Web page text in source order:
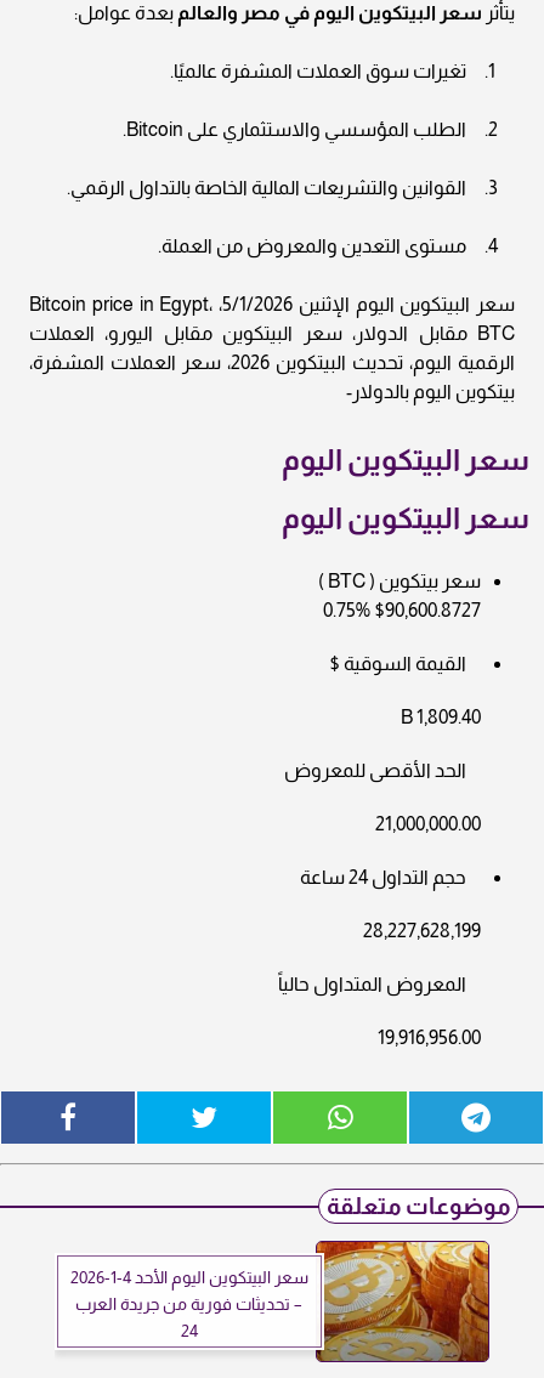
يتأثر سعر البيتكوين اليوم في مصر والعالم بعدة عوامل:
تغيرات سوق العملات المشفرة عالميًا.
الطلب المؤسسي والاستثماري على Bitcoin.
القوانين والتشريعات المالية الخاصة بالتداول الرقمي.
مستوى التعدين والمعروض من العملة.
سعر البيتكوين اليوم الإثنين 5/1/2026، Bitcoin price in Egypt،
BTC مقابل الدولار، سعر البيتكوين مقابل اليورو، العملات
الرقمية اليوم، تحديث البيتكوين 2026، سعر العملات المشفرة،
بيتكوين اليوم بالدولار-
سعر البيتكوين اليوم
سعر البيتكوين اليوم
سعر بيتكوين ( BTC )
$90,600.8727 0.75%
القيمة السوقية $
1,809.40 B
الحد الأقصى للمعروض
21,000,000.00
حجم التداول 24 ساعة
28,227,628,199
المعروض المتداول حالياً
19,916,956.00
موضوعات متعلقة
سعر البيتكوين اليوم الأحد 4-1-2026
– تحديثات فورية من جريدة العرب
24